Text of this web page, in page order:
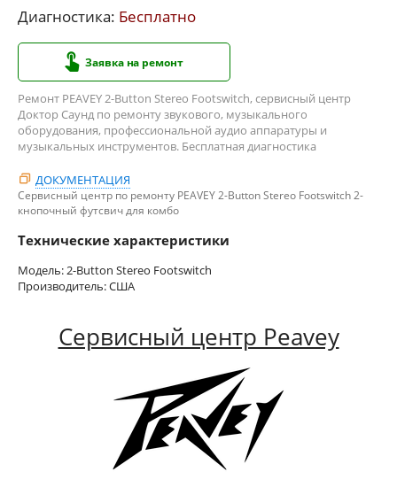
Диагностика: Бесплатно
Заявка на ремонт
Ремонт PEAVEY 2-Button Stereo Footswitch, сервисный центр
Доктор Саунд по ремонту звукового, музыкального
оборудования, профессиональной аудио аппаратуры и
музыкальных инструментов. Бесплатная диагностика
ДОКУМЕНТАЦИЯ
Сервисный центр по ремонту PEAVEY 2-Button Stereo Footswitch 2-
кнопочный футсвич для комбо
Технические характеристики
Модель: 2-Button Stereo Footswitch
Производитель: США
Сервисный центр Peavey